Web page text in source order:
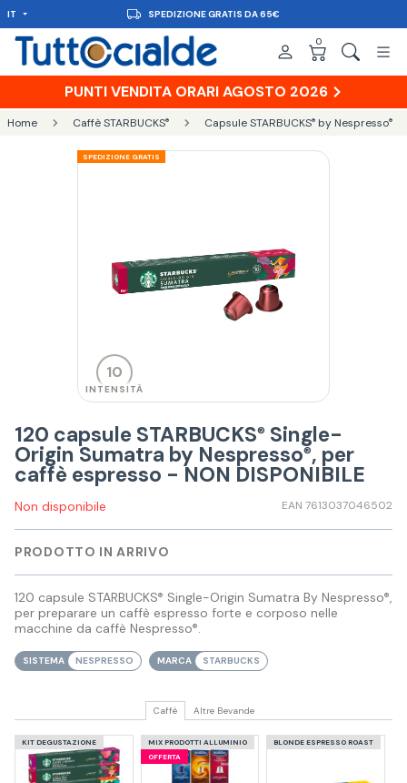
IT SPEDIZIONE GRATIS DA 65€
0
PUNTI VENDITA ORARI AGOSTO 2026
Home Caffè STARBUCKS® Capsule STARBUCKS®by Nespresso®
SPEDIZIONE GRATIS
10
INTENSITÀ
120 capsule STARBUCKS® Single-
Origin Sumatra by Nespresso®, per
caffè espresso - NON DISPONIBILE
Non disponibile EAN 7613037046502
PRODOTTO IN ARRIVO
120 capsule STARBUCKS® Single-Origin Sumatra By Nespresso®,
per preparare un caffè espresso forte e corposo nelle
macchine da caffè Nespresso®.
SISTEMA NESPRESSO MARCA STARBUCKS
Caffè Altre Bevande
KIT DEGUSTAZIONE
MIX PRODOTTI ALLUMINIO
OFFERTA
BLONDE ESPRESSO ROAST